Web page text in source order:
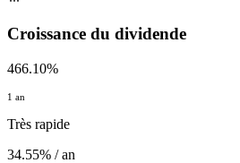
Croissance du dividende
466.10%
1 an
Très rapide
34.55% / an